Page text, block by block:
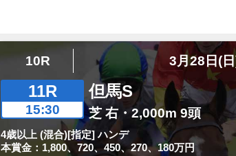
10R 3月28日(
11R
15:30
但馬S
芝 右・2,000m 9頭
4歳以上 (混合)[指定] ハンデ
本賞金：1,800、720、450、270、180万円